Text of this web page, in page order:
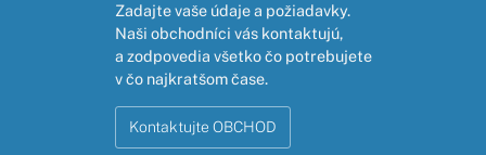
Zadajte vaše údaje a požiadavky.
Naši obchodníci vás kontaktujú,
a zodpovedia všetko čo potrebujete
v čo najkratšom čase.
Kontaktujte OBCHOD